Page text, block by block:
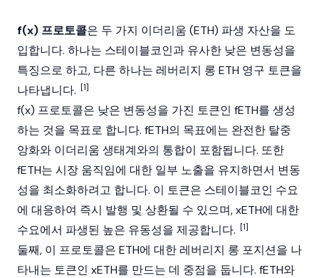
f(x) 프로토콜은 두 가지 이더리움 (ETH) 파생 자산을 도
입합니다. 하나는 스테이블코인과 유사한 낮은 변동성을
특징으로 하고, 다른 하나는 레버리지 롱 ETH 영구 토큰을
나타냅니다. [1]
f(x) 프로토콜은 낮은 변동성을 가진 토큰인 fETH를 생성
하는 것을 목표로 합니다. fETH의 목표에는 완전한 탈중
앙화와 이더리움 생태계와의 통합이 포함됩니다. 또한
fETH는 시장 움직임에 대한 일부 노출을 유지하면서 변동
성을 최소화하려고 합니다. 이 토큰은 스테이블코인 수요
에 대응하여 즉시 발행 및 상환될 수 있으며, xETH에 대한
수요에서 파생된 높은 유동성을 제공합니다. [1]
둘째, 이 프로토콜은 ETH에 대한 레버리지 롱 포지션을 나
타내는 토큰인 xETH를 만드는 데 중점을 둡니다. fETH와